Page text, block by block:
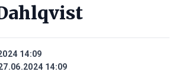
14:09
14:09